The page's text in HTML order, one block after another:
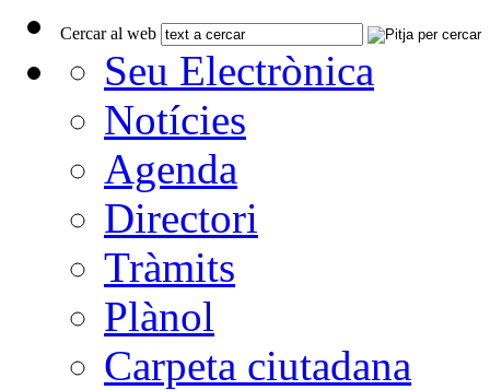
Cercar al web
Seu Electrònica
Notícies
Agenda
Directori
Tràmits
Plànol
Carpeta ciutadana